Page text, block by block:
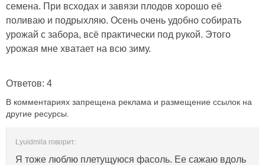
семена. При всходах и завязи плодов хорошо её
поливаю и подрыхляю. Осень очень удобно собирать
урожай с забора, всё практически под рукой. Этого
урожая мне хватает на всю зиму.
Ответов: 4
В комментариях запрещена реклама и размещение ссылок на
другие ресурсы.
Lyuidmila говорит:
Я тоже люблю плетущуюся фасоль. Ее сажаю вдоль